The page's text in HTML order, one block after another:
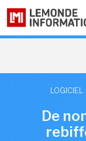
LOGICIEL
De